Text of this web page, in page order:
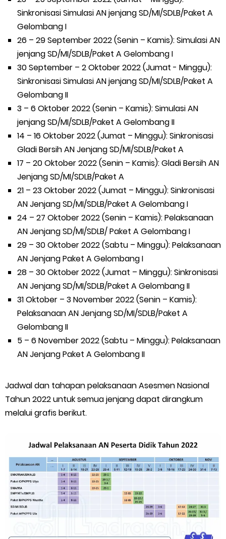
Sinkronisasi Simulasi AN jenjang SD/MI/SDLB/Paket A
Gelombang I
26 – 29 September 2022 (Senin – Kamis): Simulasi AN
jenjang SD/MI/SDLB/Paket A Gelombang I
30 September – 2 Oktober 2022 (Jumat - Minggu):
Sinkronisasi Simulasi AN jenjang SD/MI/SDLB/Paket A
Gelombang II
3 – 6 Oktober 2022 (Senin – Kamis): Simulasi AN
jenjang SD/MI/SDLB/Paket A Gelombang II
14 – 16 Oktober 2022 (Jumat – Minggu): Sinkronisasi
Gladi Bersih AN Jenjang SD/MI/SDLB/Paket A
17 – 20 Oktober 2022 (Senin – Kamis): Gladi Bersih AN
Jenjang SD/MI/SDLB/Paket A
21 – 23 Oktober 2022 (Jumat – Minggu): Sinkronisasi
AN Jenjang SD/MI/SDLB/Paket A Gelombang I
24 – 27 Oktober 2022 (Senin – Kamis): Pelaksanaan
AN Jenjang SD/MI/SDLB/ Paket A Gelombang I
29 – 30 Oktober 2022 (Sabtu – Minggu): Pelaksanaan
AN Jenjang Paket A Gelombang I
28 – 30 Oktober 2022 (Jumat – Minggu): Sinkronisasi
AN Jenjang SD/MI/SDLB/Paket A Gelombang II
31 Oktober – 3 November 2022 (Senin – Kamis):
Pelaksanaan AN Jenjang SD/MI/SDLB/Paket A
Gelombang II
5 – 6 November 2022 (Sabtu – Minggu): Pelaksanaan
AN Jenjang Paket A Gelombang II
Jadwal dan tahapan pelaksanaan Asesmen Nasional
Tahun 2022 untuk semua jenjang dapat dirangkum
melalui grafis berikut.